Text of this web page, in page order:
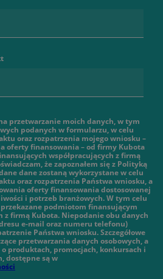
przetwarzanie moich danych, w tym
podanych w formularzu, w celu
oraz rozpatrzenia mojego wniosku –
oferty finansowania – od firmy Kubota
współpracujących z firmą
że zapoznałem się z Polityką
dane zostaną wykorzystane w celu
oraz rozpatrzenia Państwa wniosku, a
oferty finansowania dostosowanej
i potrzeb branżowych. W tym celu
przekazane podmiotom finansującym
z firmą Kubota. Niepodanie obu danych
e-mail oraz numeru telefonu)
Państwa wniosku. Szczegółowe
przetwarzania danych osobowych, a
produktach, promocjach, konkursach i
dostępne są w